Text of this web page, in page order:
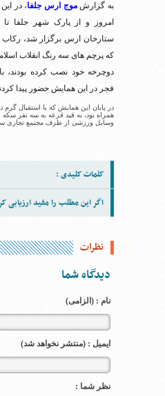
به گزارشموج ارس جلفا
امروز و از پارک شهر جلفا تا
ستارخان ارس برگزار شد، رکاب
که پرچم های سه رنگ انقلاب
دوچرخه خود نصب کرده بودند،
فجر در این همایش حضور پیدا
در پایان این همایش که با استقبال
همراه بود، به قید قرعه به سه نفر
وسایل ورزشی از طرف مجتمع تجاری
کلمات کلیدی :
اگر این مطلب را مفید ارزیابی
نظرات
دیدگاه شما
نام : (الزامی)
ایمیل : (منتشر نخواهد شد)
نظر شما :